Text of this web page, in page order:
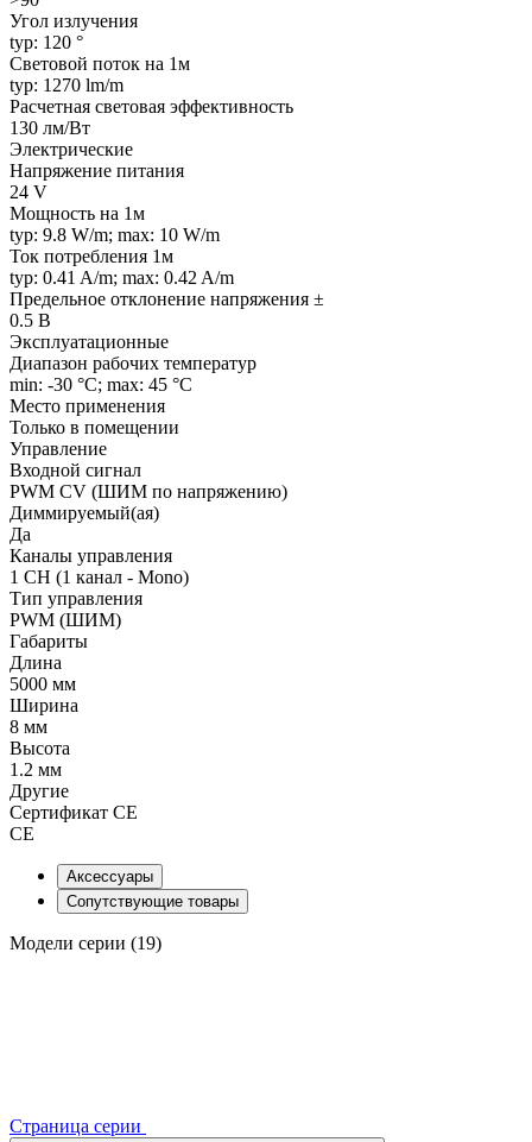
Угол излучения
typ: 120 °
Световой поток на 1м
typ: 1270 lm/m
Расчетная световая эффективность
130 лм/Вт
Электрические
Напряжение питания
24 V
Мощность на 1м
typ: 9.8 W/m; max: 10 W/m
Ток потребления 1м
typ: 0.41 A/m; max: 0.42 A/m
Предельное отклонение напряжения ±
0.5 В
Эксплуатационные
Диапазон рабочих температур
min: -30 °C; max: 45 °C
Место применения
Только в помещении
Управление
Входной сигнал
PWM СV (ШИМ по напряжению)
Диммируемый(ая)
Да
Каналы управления
1 CH (1 канал - Mono)
Тип управления
PWM (ШИМ)
Габариты
Длина
5000 мм
Ширина
8 мм
Высота
1.2 мм
Другие
Сертификат CE
CE
Аксессуары
Сопутствующие товары
Модели серии (19)
Страница серии